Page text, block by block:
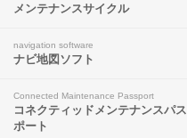
メンテナンスサイクル
navigation software
ナビ地図ソフト
Connected Maintenance Passport
コネクティッドメンテナンスパス
ポート